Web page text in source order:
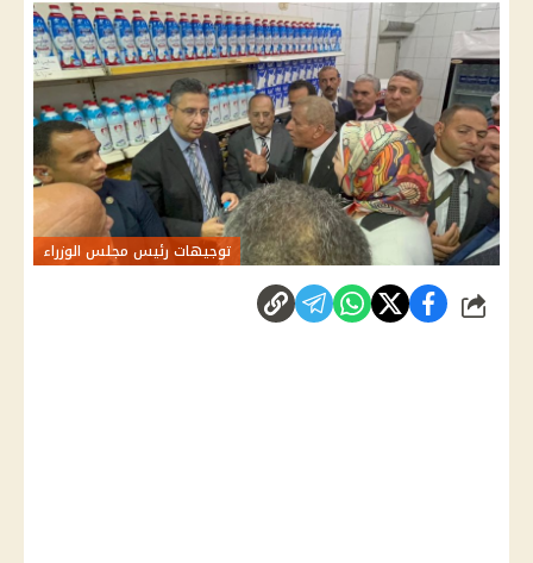
توجيهات رئيس مجلس الوزراء
شارك